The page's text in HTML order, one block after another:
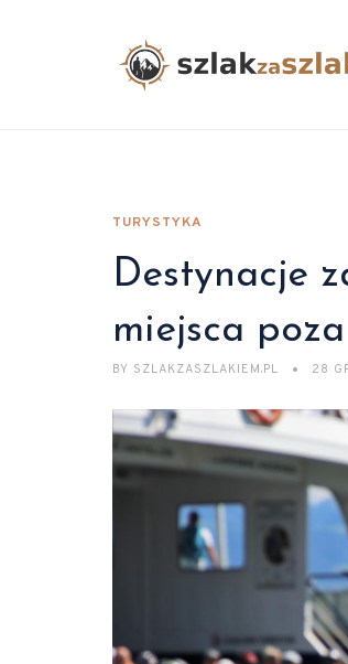
TURYSTYKA
Destynacje
miejsca
BY SZLAKZASZLAKIEM.PL 28